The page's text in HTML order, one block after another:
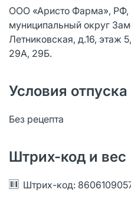
ООО «Аристо Фарма», РФ,
муниципальный округ
Летниковская, д.16, этаж
29А, 29Б.
Условия отпуска
Без рецепта
Штрих-код и вес
Штрих-код: